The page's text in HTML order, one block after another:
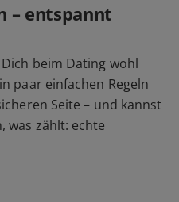
– entspannt
beim Dating wohl
paar einfachen Regeln
Seite – und kannst
was zählt: echte